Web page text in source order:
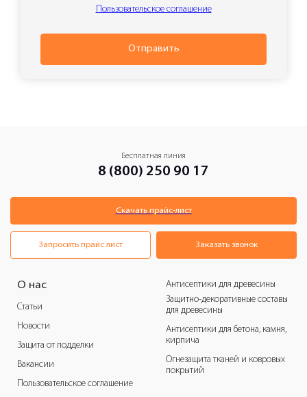
Пользовательское соглашение
Отправить
Бесплатная линия
8 (800) 250 90 17
Скачать прайс-лист
Запросить прайс лист
О нас
Статьи
Новости
Защита от подделки
Вакансии
Пользовательское соглашение
Антисептики для древесины
Защитно-декоративные составы
для древесины
Антисептики для бетона, камня,
кирпича
Огнезащита тканей и ковровых
покрытий
Заказать звонок